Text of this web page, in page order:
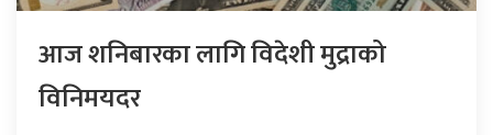
आज शनिबारका लागि विदेशी मुद्राको
विनिमयदर